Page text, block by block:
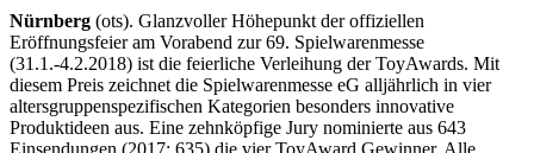
Nürnberg (ots). Glanzvoller Höhepunkt der offiziellen
Eröffnungsfeier am Vorabend zur 69. Spielwarenmesse
(31.1.-4.2.2018) ist die feierliche Verleihung der ToyAwards. Mit
diesem Preis zeichnet die Spielwarenmesse eG alljährlich in vier
altersgruppenspezifischen Kategorien besonders innovative
Produktideen aus. Eine zehnköpfige Jury nominierte aus 643
Einsendungen (2017: 635) die vier ToyAward Gewinner. Alle